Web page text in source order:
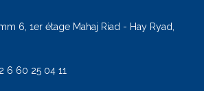
6, 1er étage Mahaj Riad - Hay Ryad,
6 60 25 04 11